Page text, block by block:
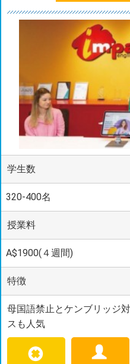
学生数
320-400名
授業料
A$1900(４週間)
特徴
母国語禁止とケンブリッジ
スも人気